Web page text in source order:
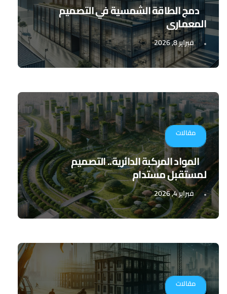
دمج الطاقة الشمسية في التصميم
المعماري
فبراير 8, 2026
مقالات
المواد المركبة الدائرية.. التصميم
لمستقبل مستدام
فبراير 4, 2026
مقالات